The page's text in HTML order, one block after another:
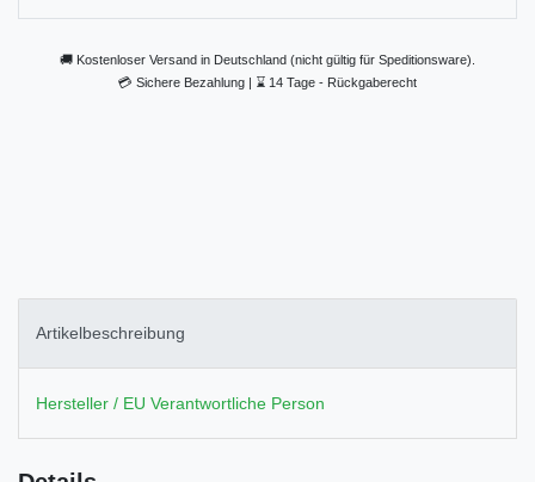
🚚 Kostenloser Versand in Deutschland (nicht gültig für Speditionsware).
💳 Sichere Bezahlung | ⌛ 14 Tage - Rückgaberecht
Artikelbeschreibung
Hersteller / EU Verantwortliche Person